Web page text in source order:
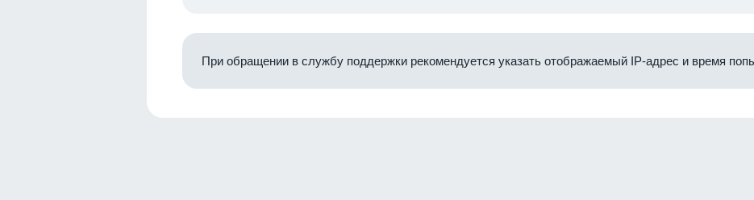
При обращении в службу поддержки рекомендуется указать отображаемый IP-адрес и время